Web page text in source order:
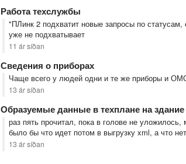
Работа техслужбы
"ПЛинк 2 подхватит новые запросы по
уже не подхватывает
11 ár síðan
Сведения о приборах
Чаще всего у людей одни и те же приборы и
13 ár síðan
Образуемые данные в техплане на здание
раз пять прочитал, пока в голове не
было бы что идет потом в выгрузку xml, а что
13 ár síðan